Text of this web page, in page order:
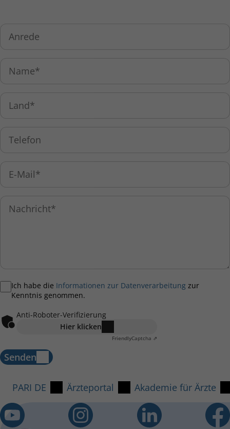
Ich habe die Informationen zur Datenverarbeitung zur
Kenntnis genommen.
Anti-Roboter-Verifizierung
Hier klicken
FriendlyCaptcha ⇗
Senden
PARI DE Ärzteportal Akademie für Ärzte